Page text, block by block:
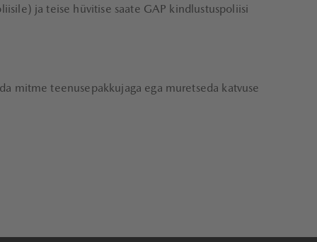
ja teise hüvitise saate GAP kindlustuspoliisi
mitme teenusepakkujaga ega muretseda katvuse